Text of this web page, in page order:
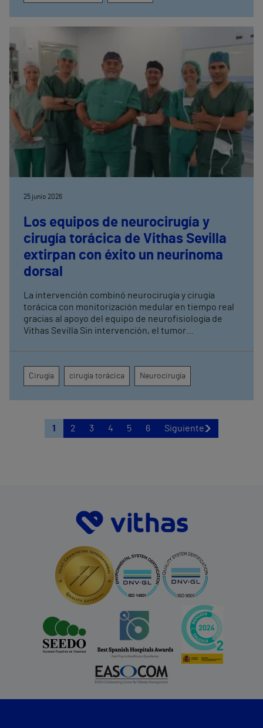
25 junio 2026
Los equipos de neurocirugía y
cirugía torácica de Vithas Sevilla
extirpan con éxito un neurinoma
dorsal
La intervención combinó neurocirugía y cirugía
torácica con monitorización medular en tiempo real
gracias al apoyo del equipo de neurofisiología de
Vithas Sevilla Sin intervención, el tumor
cadera hasta la región perianal
Cirugía cirugía torácica Neurocirugía
1 2 3 4 5 6 Siguiente